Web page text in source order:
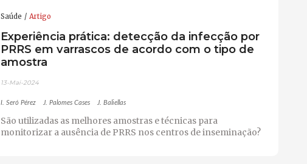
Saúde Artigo
Experiência prática: detecção da infecção por
PRRS em varrascos de acordo com o tipo de
amostra
13-Mai-2024
I. Seró Pérez J. Palomes Cases J. Baliellas
São utilizadas as melhores amostras e técnicas para
monitorizar a ausência de PRRS nos centros de inseminação?